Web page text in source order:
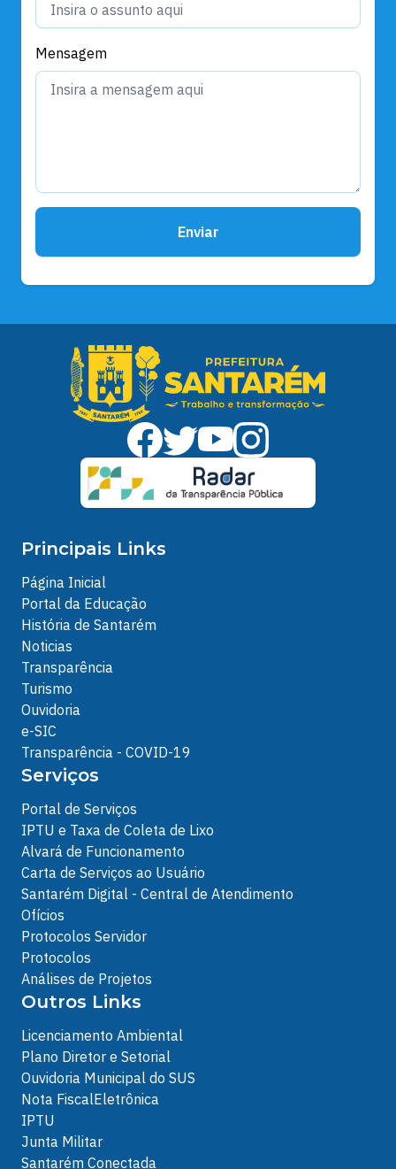
Mensagem
Enviar
Principais Links
Página Inicial
Portal da Educação
História de Santarém
Noticias
Transparência
Turismo
Ouvidoria
e-SIC
Transparência - COVID-19
Serviços
Portal de Serviços
IPTU e Taxa de Coleta de Lixo
Alvará de Funcionamento
Carta de Serviços ao Usuário
Santarém Digital - Central de Atendimento
Ofícios
Protocolos Servidor
Protocolos
Análises de Projetos
Outros Links
Licenciamento Ambiental
Plano Diretor e Setorial
Ouvidoria Municipal do SUS
Nota FiscalEletrônica
IPTU
Junta Militar
Santarém Conectada